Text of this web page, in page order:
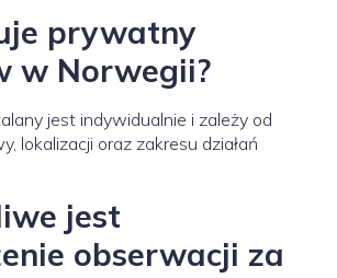
prywatny
w Norwegii?
jest indywidualnie i zależy od
lokalizacji oraz zakresu działań
jest
obserwacji za